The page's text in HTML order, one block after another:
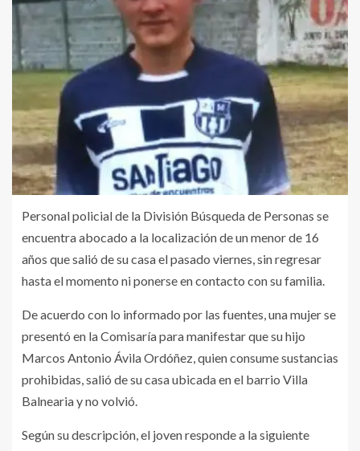
Personal policial de la División Búsqueda de Personas se
encuentra abocado a la localización de un menor de 16
años que salió de su casa el pasado viernes, sin regresar
hasta el momento ni ponerse en contacto con su familia.
De acuerdo con lo informado por las fuentes, una mujer se
presentó en la Comisaría para manifestar que su hijo
Marcos Antonio Ávila Ordóñez, quien consume sustancias
prohibidas, salió de su casa ubicada en el barrio Villa
Balnearia y no volvió.
Según su descripción, el joven responde a la siguiente